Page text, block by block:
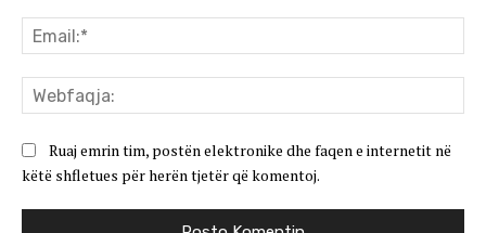
Ruaj emrin tim, postën elektronike dhe faqen e internetit në
këtë shfletues për herën tjetër që komentoj.